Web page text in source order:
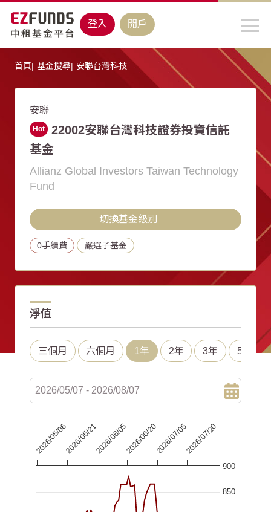
登入 開戶
首頁 基金搜尋 安聯台灣科技
安聯
Hot
22002安聯台灣科技證券投資信託
基金
Allianz Global Investors Taiwan Technology
Fund
切換基金級別
0手續費 嚴選子基金
淨值
三個月 六個月 1年 2年 3年 5年
Line chart with 92 data points.
The chart has 1 X axis displaying Time. Data ranges
The chart has 1 Y axis displaying values. Data ranges
850
900
2026/05/062026/05/212026/06/052026/06/202026/07/052026/07/20